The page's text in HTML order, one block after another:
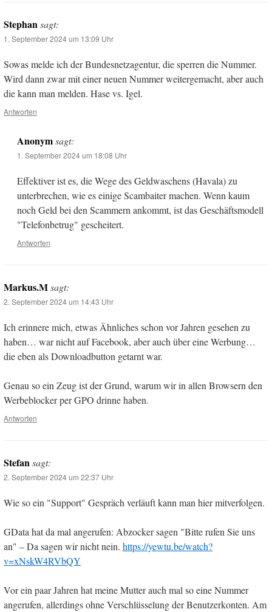
Stephansagt:
1. September 2024 um 13:09 Uhr
Sowas melde ich der Bundesnetzagentur, die sperren die Nummer.
Wird dann zwar mit einer neuen Nummer weitergemacht, aber auch
die kann man melden. Hase vs. Igel.
Antworten
Anonym sagt:
1. September 2024 um 18:08 Uhr
Effektiver ist es, die Wege des Geldwaschens (Havala) zu
unterbrechen, wie es einige Scambaiter machen. Wenn kaum
noch Geld bei den Scammern ankommt, ist das Geschäftsmodell
"Telefonbetrug" gescheitert.
Antworten
Markus.Msagt:
2. September 2024 um 14:43 Uhr
Ich erinnere mich, etwas Ähnliches schon vor Jahren gesehen zu
haben… war nicht auf Facebook, aber auch über eine Werbung…
die eben als Downloadbutton getarnt war.
Genau so ein Zeug ist der Grund, warum wir in allen Browsern den
Werbeblocker per GPO drinne haben.
Antworten
Stefansagt:
2. September 2024 um 22:37 Uhr
Wie so ein "Support" Gespräch verläuft kann man hier mitverfolgen.
GData hat da mal angerufen: Abzocker sagen "Bitte rufen Sie uns
an" – Da sagen wir nicht nein. https://yewtu.be/watch?
v=xNskW4RVbQY
Vor ein paar Jahren hat meine Mutter auch mal so eine Nummer
angerufen, allerdings ohne Verschlüsselung der Benutzerkonten. Am